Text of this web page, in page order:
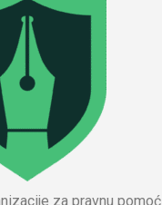
za pravnu pomoć